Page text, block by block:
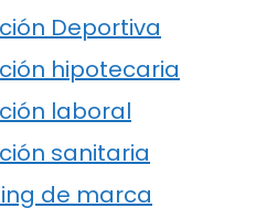
Deportiva
hipotecaria
laboral
sanitaria
de marca